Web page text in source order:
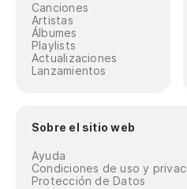
Canciones
Artistas
Álbumes
Playlists
Actualizaciones
Lanzamientos
Sobre el sitio web
Ayuda
Condiciones de uso y
Protección de Datos